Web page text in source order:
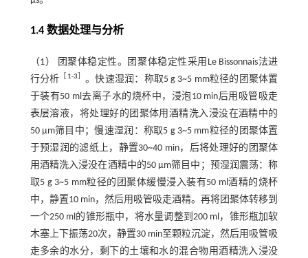
1.4 数据处理与分析
（1） 团聚体稳定性。团聚体稳定性采用Le Bissonnais法进
行分析 ［ 1-3］ 。快速湿润：称取5 g 3~5 mm粒径的团聚体置
于装有50 ml去离子水的烧杯中，浸泡10 min后用吸管吸走
表层溶液，将处理好的团聚体用酒精洗入浸没在酒精中的
50 μm筛目中；慢速湿润：称取5 g 3~5 mm粒径的团聚体置
于预湿润的滤纸上，静置30~40 min，后将处理好的团聚体
用酒精洗入浸没在酒精中的50 μm筛目中；预湿润震荡：称
取5 g 3~5 mm粒径的团聚体缓慢浸入装有50 ml酒精的烧杯
中，静置10 min，然后用吸管吸走酒精。再将团聚体转移到
一个250 ml的锥形瓶中，将水量调整到200 ml，锥形瓶加软
木塞上下振荡20次，静置30 min至颗粒沉淀，然后用吸管吸
走多余的水分，剩下的土壤和水的混合物用酒精洗入浸没